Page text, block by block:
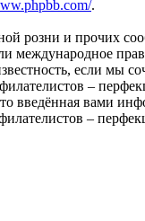
.
розни и прочих
международное
если мы
–
введённая вами
–